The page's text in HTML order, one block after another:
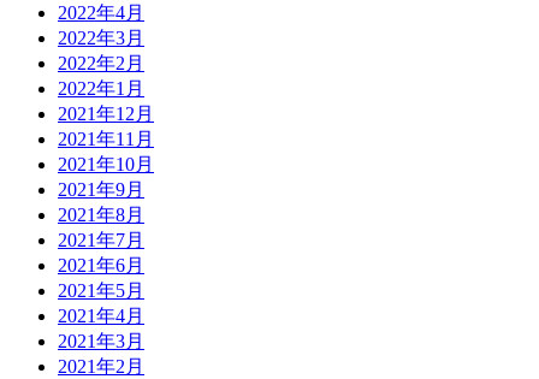
2022年4月
2022年3月
2022年2月
2022年1月
2021年12月
2021年11月
2021年10月
2021年9月
2021年8月
2021年7月
2021年6月
2021年5月
2021年4月
2021年3月
2021年2月